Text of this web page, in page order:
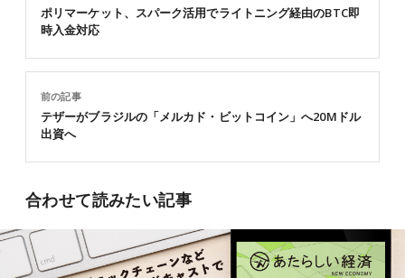
前の記事
テザーがブラジルの「メルカド・ビットコイン」へ20Mドル
出資へ
ポリマーケット、スパーク活用でライトニング経由のBTC即
時入金対応
合わせて読みたい記事